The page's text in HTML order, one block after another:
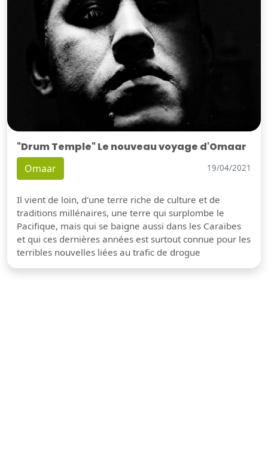
"Drum Temple" Le nouveau voyage d'Omaar
Omaar 19/04/2021
Il vient de loin, d'une terre riche de culture et de
traditions millénaires, une terre qui surplombe le
Pacifique, mais qui se baigne aussi dans les Caraïbes
et qui ces dernières années est surtout connue pour les
terribles nouvelles liées au trafic de drogue